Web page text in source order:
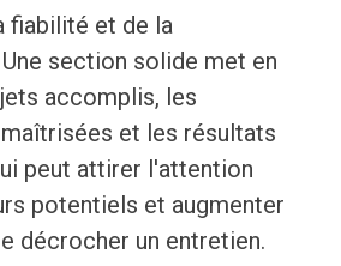
fiabilité et de la
section solide met en
accomplis, les
et les résultats
peut attirer l'attention
potentiels et augmenter
décrocher un entretien.